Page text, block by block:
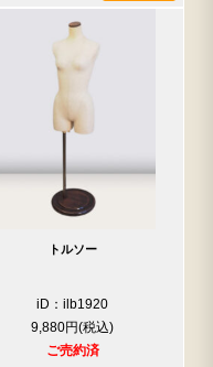
トルソー
iD：ilb1920
9,880円
ご売約済